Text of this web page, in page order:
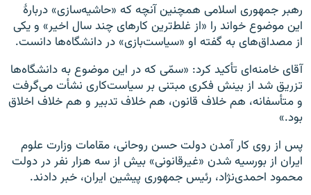
رهبر جمهوری اسلامی همچنین آنچه که «حاشیه‌سازی» دربارهٔ
این موضوع خواند را «از غلط‌ترین کارهای چند سال اخیر» و یکی
از مصداق‌های به گفته او «سیاست‌بازی» در دانشگاه‌ها دانست.
آقای خامنه‌ای تأکید کرد: «سمّی که در این موضوع به دانشگاه‌ها
تزریق شد از بینش فکری مبتنی بر سیاست‌کاری نشأت می‌گرفت
و متأسفانه، هم خلاف قانون، هم خلاف تدبیر و هم خلاف اخلاق
بود.»
پس از روی کار آمدن دولت حسن روحانی، مقامات وزارت علوم
ایران از بورسیه شدن «غیرقانونی» بیش از سه هزار نفر در دولت
محمود احمدی‌نژاد، رئیس جمهوری پیشین ایران، خبر دادند.